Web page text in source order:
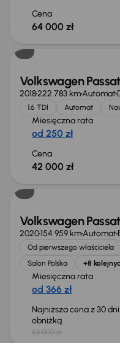
Cena
64 000 zł
Volkswagen Passat
2018222 783 kmAutomat
1.6 TDI Automat
Miesięczna rata
od 250 zł
Cena
42 000 zł
Volkswagen Passat
2020154 959 kmAutomat
Od pierwszego właściciela
Salon Polska
+8
Miesięczna rata
od 366 zł
Najniższa cena z 30
obniżką
63 000 zł
Taniej o 1 000 zł